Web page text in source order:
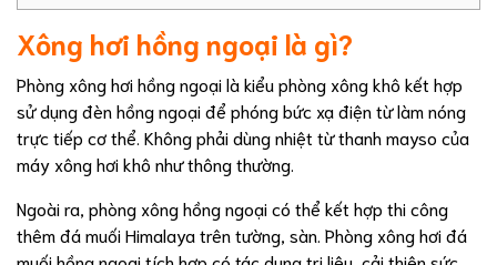
Xông hơi hồng ngoại là gì?
Phòng xông hơi hồng ngoại là kiểu phòng xông khô kết hợp
sử dụng đèn hồng ngoại để phóng bức xạ điện từ làm nóng
trực tiếp cơ thể. Không phải dùng nhiệt từ thanh mayso của
máy xông hơi khô như thông thường.
Ngoài ra, phòng xông hồng ngoại có thể kết hợp thi công
thêm đá muối Himalaya trên tường, sàn. Phòng xông hơi đá